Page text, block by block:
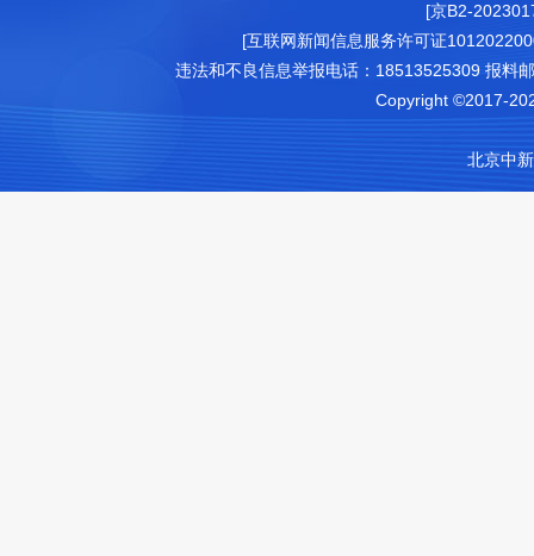
[京B2-
[互联网新闻信息服务许可证
违法和不良信息举报电话：18513525309 报料
Copyright ©2017-
北京中